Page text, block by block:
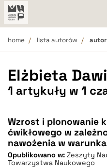
home lista autorów autor
Elżbieta
1 artykuły w 1
Wzrost i plonowanie
ćwikłowego w
nawożenia w
Opublikowano w: Zeszyty
Towarzystwa Naukowego